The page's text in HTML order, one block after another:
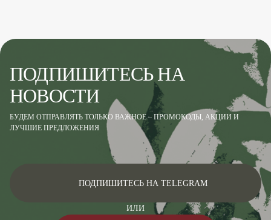
ПОДПИШИТЕСЬ НА
НОВОСТИ
БУДЕМ ОТПРАВЛЯТЬ ТОЛЬКО ВАЖНОЕ – ПРОМОКОДЫ, АКЦИИ И
ЛУЧШИЕ ПРЕДЛОЖЕНИЯ
ПОДПИШИТЕСЬ НА TELEGRAM
ИЛИ